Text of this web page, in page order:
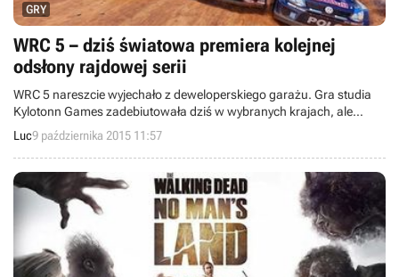
GRY
WRC 5 – dziś światowa premiera kolejnej
odsłony rajdowej serii
WRC 5 nareszcie wyjechało z deweloperskiego garażu. Gra studia
Kylotonn Games zadebiutowała dziś w wybranych krajach, ale
przyznać trzeba, że pierwsze recenzje nie zachwycają. Polscy
gracze muszą na tytuł poczekać do 16 października.
Luc9 października 2015 11:57